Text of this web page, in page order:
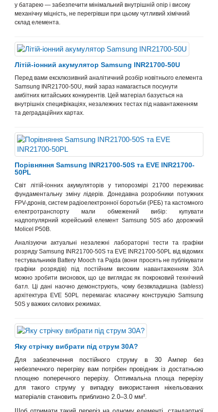
у батарею — забезпечити мінімальний внутрішній опір і високу
механічну міцність, не перегрівши при цьому чутливий хімічний
склад елемента.
Літій-іонний акумулятор Samsung INR21700-50U
Перед вами ексклюзивний аналітичний розбір новітнього елемента
Samsung INR21700-50U, який зараз намагається посунути
амбітних китайських конкурентів. Цей матеріал базується на
внутрішніх специфікаціях, незалежних тестах під навантаженням
та деградаційних картах.
Порівняння Samsung INR21700-50S та EVE INR21700-
50PL
Світ літій-іонних акумуляторів у типорозмірі 21700 переживає
фундаментальну зміну лідерів. Донедавна розробники потужних
FPV-дронів, систем радіоелектронної боротьби (РЕБ) та кастомного
електротранспорту мали обмежений вибір: купувати
надпопулярний корейський елемент Samsung 50S або дорожчий
Molicel P50B.
Аналізуючи актуальні незалежні лабораторні тести та графіки
розряду Samsung INR21700-50S та EVE INR21700-50PL від відомих
тестувальників Battery Mooch та Pajda (вони просять не публікувати
графіки розрядів) під постійним високим навантаженням 30А
можно зробити висновок, що це виглядає як покроковий технічний
батл. Ці дані наочно демонструють, чому безвкладишна (tabless)
архітектура EVE 50PL перемагає класичну конструкцію Samsung
50S у важких силових режимах.
Яку стрічку вибрати під струм 30А?
Для забезпечення постійного струму в 30 Ампер без
небезпечного перегріву вам потрібен провідник із достатньою
площею поперечного перерізу. Оптимальна площа перерізу
для такого струму у випадку використання нікельованих
матеріалів становить приблизно 2.0–3.0 мм².